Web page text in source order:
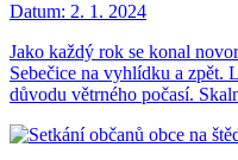
Datum: 2. 1. 2024
Jako každý rok se konal
Sebečice na vyhlídku a zpět.
důvodu větrného počasí.